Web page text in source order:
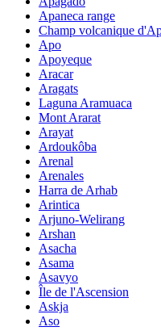
Apaneca range
Champ volcanique
Apo
Apoyeque
Aracar
Aragats
Laguna Aramuaca
Mont Ararat
Arayat
Ardoukôba
Arenal
Arenales
Harra de Arhab
Arintica
Arjuno-Welirang
Arshan
Asacha
Asama
Asavyo
Île de l'Ascension
Askja
Aso